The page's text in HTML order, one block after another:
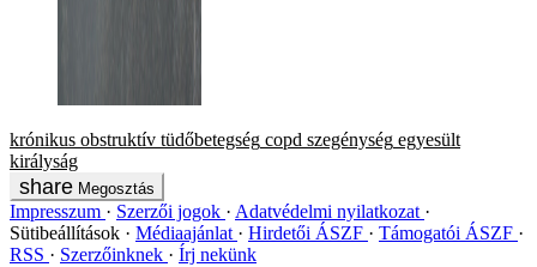
krónikus obstruktív tüdőbetegség copd szegénység egyesült
királyság
Megosztás
Impresszum Szerzői jogok
Adatvédelmi nyilatkozat
Sütibeállítások
Médiaajánlat Hirdetői ÁSZF
Támogatói ÁSZF
RSS
Szerzőinknek Írj nekünk